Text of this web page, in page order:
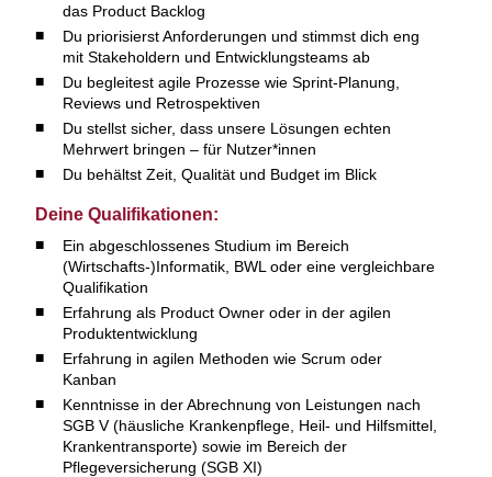
das Product Backlog
Du priorisierst Anforderungen und stimmst dich eng
mit Stakeholdern und Entwicklungsteams ab
Du begleitest agile Prozesse wie Sprint-Planung,
Reviews und Retrospektiven
Du stellst sicher, dass unsere Lösungen echten
Mehrwert bringen – für Nutzer*innen
Du behältst Zeit, Qualität und Budget im Blick
Deine Qualifikationen:
Ein abgeschlossenes Studium im Bereich
(Wirtschafts-)Informatik, BWL oder eine vergleichbare
Qualifikation
Erfahrung als Product Owner oder in der agilen
Produktentwicklung
Erfahrung in agilen Methoden wie Scrum oder
Kanban
Kenntnisse in der Abrechnung von Leistungen nach
SGB V (häusliche Krankenpflege, Heil- und Hilfsmittel,
Krankentransporte) sowie im Bereich der
Pflegeversicherung (SGB XI)